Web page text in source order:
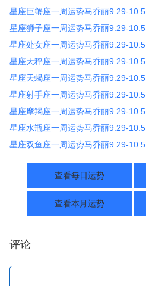
星座巨蟹座一周运势马乔丽9.29-10.5
星座狮子座一周运势马乔丽9.29-10.5
星座处女座一周运势马乔丽9.29-10.5
星座天秤座一周运势马乔丽9.29-10.5
星座天蝎座一周运势马乔丽9.29-10.5
星座射手座一周运势马乔丽9.29-10.5
星座摩羯座一周运势马乔丽9.29-10.5
星座水瓶座一周运势马乔丽9.29-10.5
星座双鱼座一周运势马乔丽9.29-10.5
查看每日运势
查看本月运势
评论